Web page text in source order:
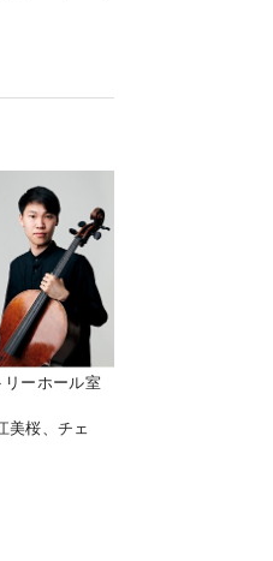
ーホール室
美桜、チェ